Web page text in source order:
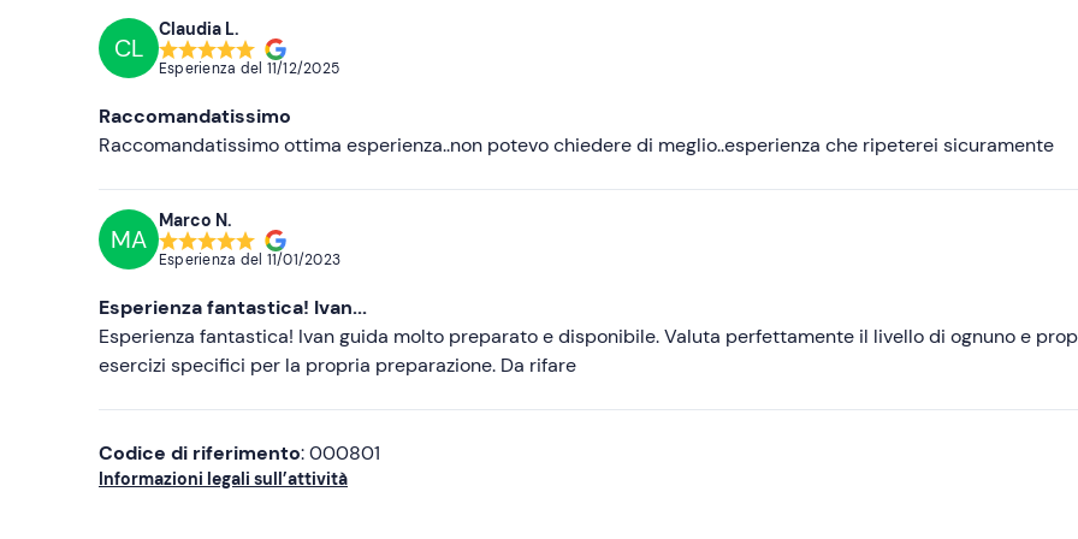
Meno recenti
Più alte
CL
Claudia L.
Esperienza del 11/12/2025
Raccomandatissimo
Raccomandatissimo ottima esperienza..non potevo chiedere di meglio..esperienza che ripeterei sicuramente
MA
Marco N.
Esperienza del 11/01/2023
Esperienza fantastica! Ivan...
Esperienza fantastica! Ivan guida molto preparato e disponibile. Valuta perfettamente il livello di ognuno e
esercizi specifici per la propria preparazione. Da rifare
Codice di riferimento: 000801
Informazioni legali sull’attività